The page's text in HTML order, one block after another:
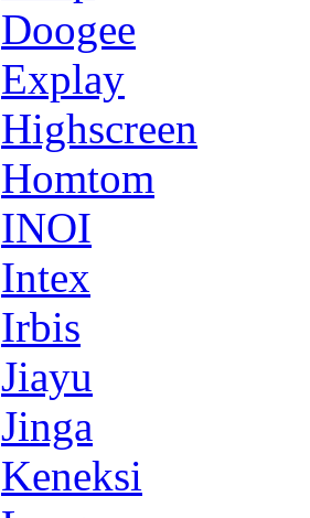
Doogee
Explay
Highscreen
Homtom
INOI
Intex
Irbis
Jiayu
Jinga
Keneksi